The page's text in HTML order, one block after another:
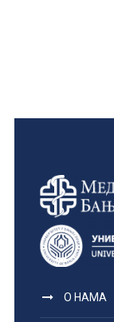
О НАМА